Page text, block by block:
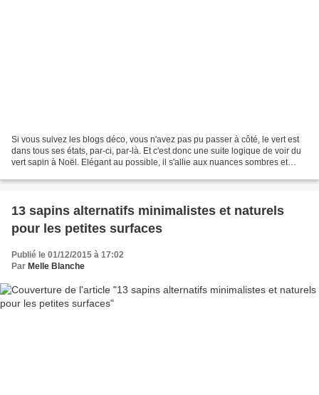
Si vous suivez les blogs déco, vous n'avez pas pu passer à côté, le vert est
dans tous ses états, par-ci, par-là. Et c'est donc une suite logique de voir du
vert sapin à Noël. Elégant au possible, il s'allie aux nuances sombres et
13 sapins alternatifs minimalistes et naturels
pour les petites surfaces
Publié le 01/12/2015 à 17:02
Par Melle Blanche